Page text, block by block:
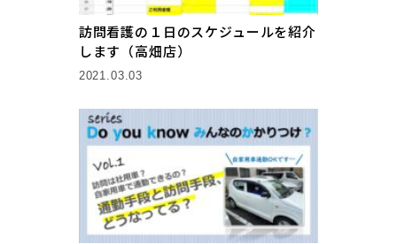
訪問看護の１日のスケジュールを紹介
します（高畑店）
2021.03.03